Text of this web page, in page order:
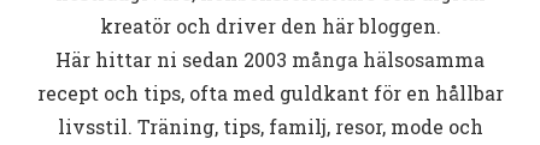
kreatör och driver den här bloggen.
Här hittar ni sedan 2003 många hälsosamma
recept och tips, ofta med guldkant för en hållbar
livsstil. Träning, tips, familj, resor, mode och